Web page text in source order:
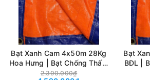
Bạt Xanh Cam 4x50m 28Kg
Hoa Hưng | Bạt Chống Thấm
Che Phủ Hàng Hóa & Công
2.390.000₫
Bạt
BĐL |
Phủ